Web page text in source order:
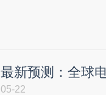
最新预测：全球
05-22